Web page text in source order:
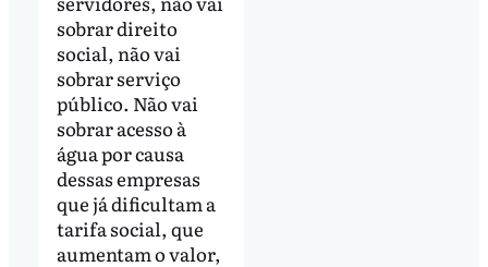
sobrar direito
social, não vai
sobrar serviço
público. Não vai
sobrar acesso à
água por causa
dessas empresas
que já dificultam a
tarifa social, que
aumentam o valor,